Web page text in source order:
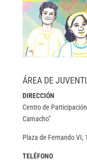
ÁREA DE
DIRECCIÓN
Centro de
Camacho”
Plaza de Fernando VI,
TELÉFONO